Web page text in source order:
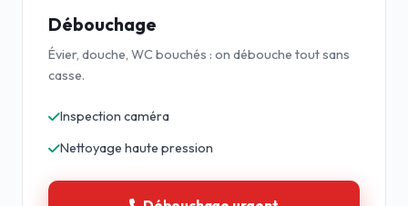
Débouchage
Évier, douche, WC bouchés : on débouche tout sans
casse.
Inspection caméra
Nettoyage haute pression